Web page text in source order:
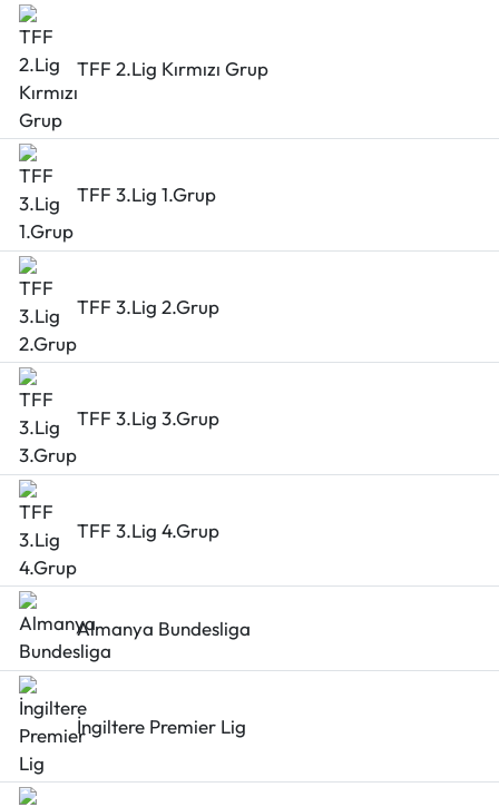
TFF 2.Lig Kırmızı Grup
TFF 3.Lig 1.Grup
TFF 3.Lig 2.Grup
TFF 3.Lig 3.Grup
TFF 3.Lig 4.Grup
Almanya Bundesliga
İngiltere Premier Lig